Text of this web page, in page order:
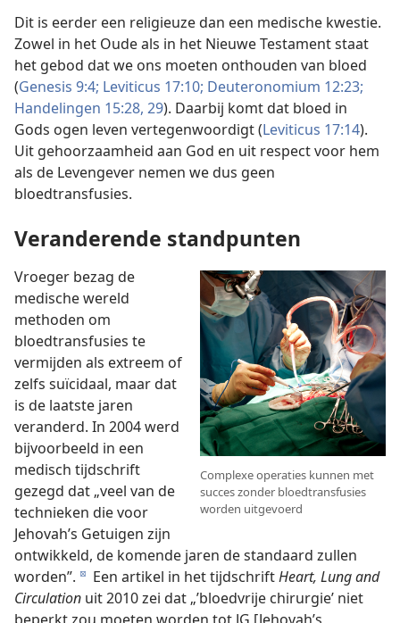
Dit is eerder een religieuze dan een medische kwestie.
Zowel in het Oude als in het Nieuwe Testament staat
het gebod dat we ons moeten onthouden van bloed
(Genesis 9:4; Leviticus 17:10; Deuteronomium 12:23;
Handelingen 15:28, 29). Daarbij komt dat bloed in
Gods ogen leven vertegenwoordigt (Leviticus 17:14).
Uit gehoorzaamheid aan God en uit respect voor hem
als de Levengever nemen we dus geen
bloedtransfusies.
Veranderende standpunten
Complexe operaties kunnen met
succes zonder bloedtransfusies
worden uitgevoerd
Vroeger bezag de
medische wereld
methoden om
bloedtransfusies te
vermijden als extreem of
zelfs suïcidaal, maar dat
is de laatste jaren
veranderd. In 2004 werd
bijvoorbeeld in een
medisch tijdschrift
gezegd dat „veel van de
technieken die voor
Jehovah’s Getuigen zijn
ontwikkeld, de komende jaren de standaard zullen
worden”. d Een artikel in het tijdschriftHeart, Lung and
Circulation uit 2010 zei dat „’bloedvrije chirurgie’ niet